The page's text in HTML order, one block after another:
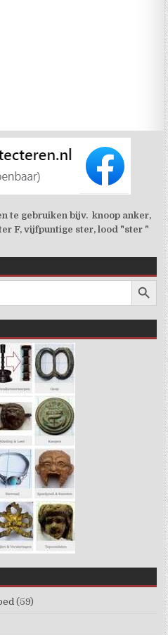
te gebruiken bijv. knoop anker,
F, vijfpuntige ster, lood "ster "
(59)